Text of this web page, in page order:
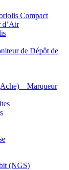
Compact
d’Air
de Dépôt de
– Marqueur
(NGS)